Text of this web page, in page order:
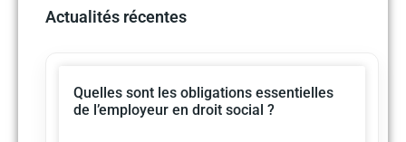
Actualités récentes
Quelles sont les obligations essentielles
de l’employeur en droit social ?